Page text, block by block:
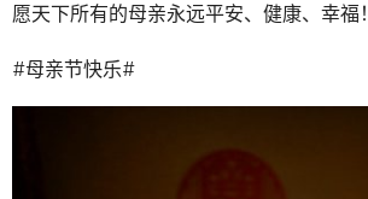
愿天下所有的母亲永远平安、健康、幸福！
#母亲节快乐#